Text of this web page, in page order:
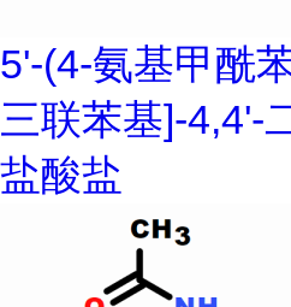
5'-(4-氨基甲酰
三联苯基]-4,4'-
盐酸盐